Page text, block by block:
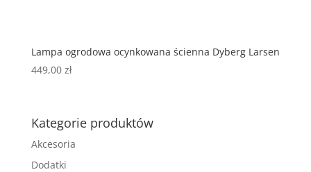
Lampa ogrodowa ocynkowana ścienna Dyberg Larsen
449,00 zł
Kategorie produktów
Akcesoria
Dodatki